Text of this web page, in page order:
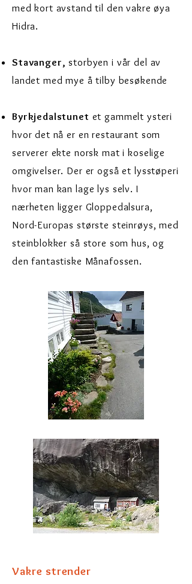
med kort avstand til den vakre øya
Hidra.
Stavanger,storbyen i vår del av
landet med mye å tilby besøkende
Byrkjedalstunet et gammelt ysteri
hvor det nå er en restaurant som
serverer ekte norsk mat i koselige
omgivelser. Der er også et lysstøperi
hvor man kan lage lys selv. I
nærheten ligger Gloppedalsura,
Nord-Europas største steinrøys, med
steinblokker så store som hus, og
den fantastiske Månafossen.
Vakre strender